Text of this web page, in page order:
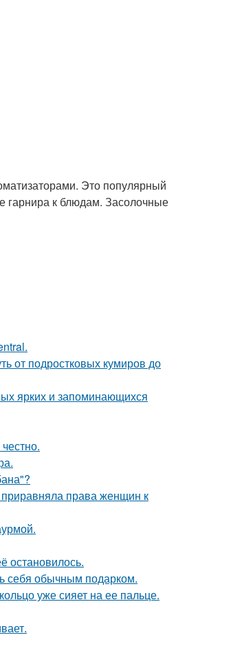
Это популярный
гарнира к блюдам. Засолочные
от подростковых кумиров до
ярких и запоминающихся
права женщин к
остановилось.
себя обычным подарком.
уже сияет на ее пальце.